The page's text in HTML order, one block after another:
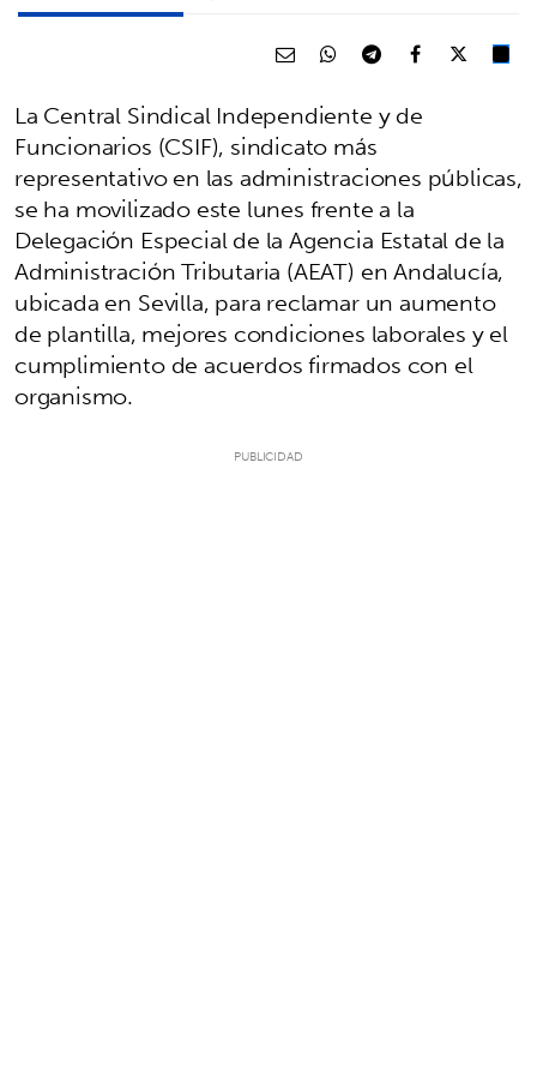
La Central Sindical Independiente y de
Funcionarios (CSIF), sindicato más
representativo en las administraciones públicas,
se ha movilizado este lunes frente a la
Delegación Especial de la Agencia Estatal de la
Administración Tributaria (AEAT) en Andalucía,
ubicada en Sevilla, para reclamar un aumento
de plantilla, mejores condiciones laborales y el
cumplimiento de acuerdos firmados con el
organismo.